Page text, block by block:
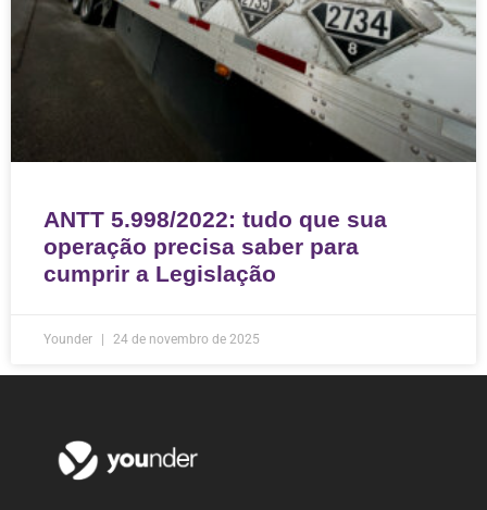
ANTT 5.998/2022: tudo que sua
operação precisa saber para
cumprir a Legislação
Younder 24 de novembro de 2025